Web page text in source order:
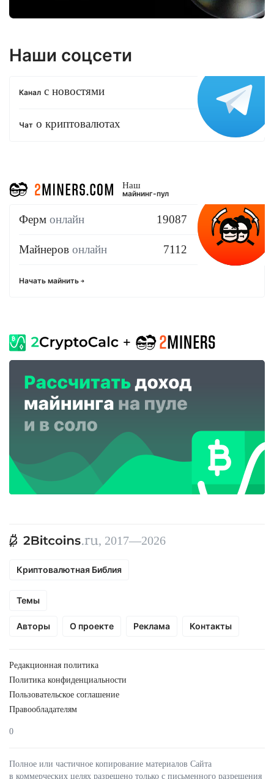
Наши соцсети
Канал с новостями
Чат о криптовалютах
Наш
майнинг-пул
Ферм онлайн 19087
Майнеров онлайн 7112
Начать майнить
, 2017—2026
Криптовалютная Библия
Темы
Авторы О проекте Реклама Контакты
Редакционная политика
Политика конфиденциальности
Пользовательское соглашение
Правообладателям
0
Полное или частичное копирование материалов Сайта
в коммерческих целях разрешено только с письменного разрешения